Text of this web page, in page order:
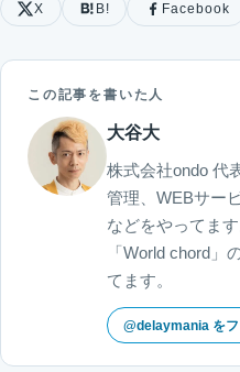
X B! Facebook
この記事を書いた人
大谷大
株式会社ondo 代
管理、WEBサー
などをやってま
「World chord」
てます。
@delaymania を